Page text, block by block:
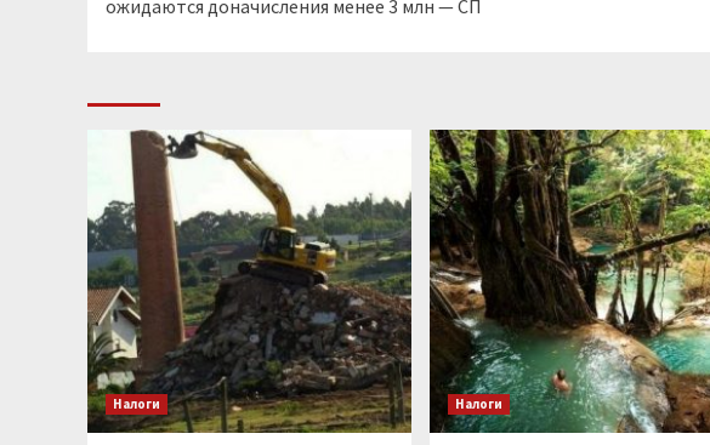
ожидаются доначисления менее 3 млн — СП
Налоги Налоги